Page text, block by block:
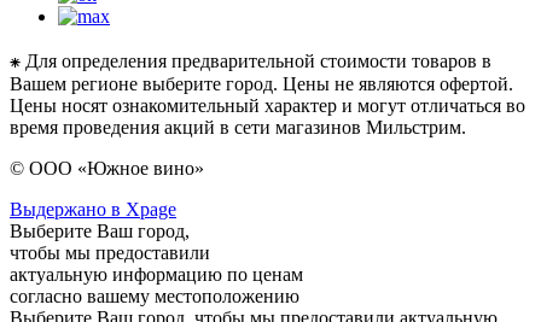
⁕ Для определения предварительной стоимости товаров в
Вашем регионе выберите город. Цены не являются офертой.
Цены носят ознакомительный характер и могут отличаться во
время проведения акций в сети магазинов Мильстрим.
© ООО «Южное вино»
Выдержано в Xpage
Выберите Ваш город,
чтобы мы предоставили
актуальную информацию по ценам
согласно вашему местоположению
Выберите Ваш город, чтобы мы предоставили актуальную